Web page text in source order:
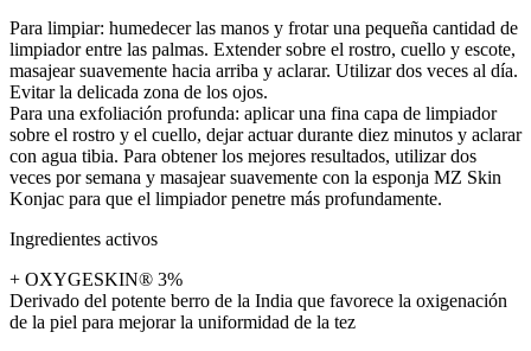
Para limpiar: humedecer las manos y frotar una pequeña cantidad de
limpiador entre las palmas. Extender sobre el rostro, cuello y escote,
masajear suavemente hacia arriba y aclarar. Utilizar dos veces al día.
Evitar la delicada zona de los ojos.
Para una exfoliación profunda: aplicar una fina capa de limpiador
sobre el rostro y el cuello, dejar actuar durante diez minutos y aclarar
con agua tibia. Para obtener los mejores resultados, utilizar dos
veces por semana y masajear suavemente con la esponja MZ Skin
Konjac para que el limpiador penetre más profundamente.
Ingredientes activos
+ OXYGESKIN® 3%
Derivado del potente berro de la India que favorece la oxigenación
de la piel para mejorar la uniformidad de la tez